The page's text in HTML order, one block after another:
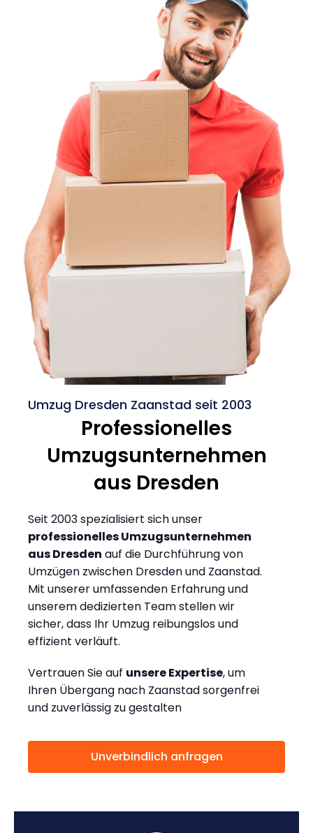
Umzug Dresden Zaanstad seit 2003
Professionelles
Umzugsunternehmen
aus Dresden
Seit 2003 spezialisiert sich unser
professionelles Umzugsunternehmen
aus Dresden auf die Durchführung von
Umzügen zwischen Dresden und Zaanstad.
Mit unserer umfassenden Erfahrung und
unserem dedizierten Team stellen wir
sicher, dass Ihr Umzug reibungslos und
effizient verläuft.
Vertrauen Sie auf unsere Expertise, um
Ihren Übergang nach Zaanstad sorgenfrei
und zuverlässig zu gestalten
Unverbindlich anfragen